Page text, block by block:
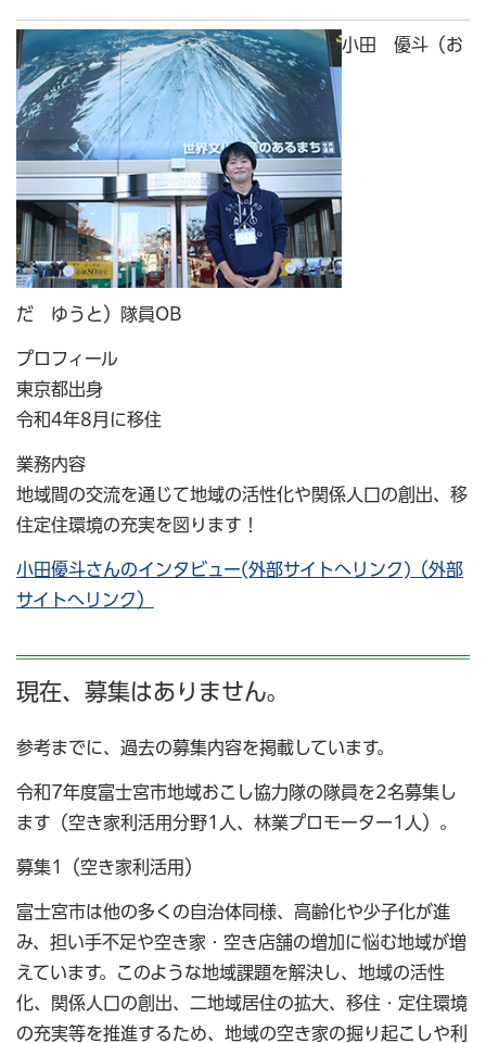
小田 優斗（お
だ ゆうと）隊員OB
プロフィール
東京都出身
令和4年8月に移住
業務内容
地域間の交流を通じて地域の活性化や関係人口の創出、移
住定住環境の充実を図ります！
小田優斗さんのインタビュー(外部サイトへリンク)（外部
サイトへリンク）
現在、募集はありません。
参考までに、過去の募集内容を掲載しています。
令和7年度富士宮市地域おこし協力隊の隊員を2名募集し
ます（空き家利活用分野1人、林業プロモーター1人）。
募集1（空き家利活用）
富士宮市は他の多くの自治体同様、高齢化や少子化が進
み、担い手不足や空き家・空き店舗の増加に悩む地域が増
えています。このような地域課題を解決し、地域の活性
化、関係人口の創出、二地域居住の拡大、移住・定住環境
の充実等を推進するため、地域の空き家の掘り起こしや利